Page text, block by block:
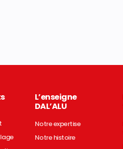
L’enseigne
DAL’ALU
Notre expertise
Notre histoire